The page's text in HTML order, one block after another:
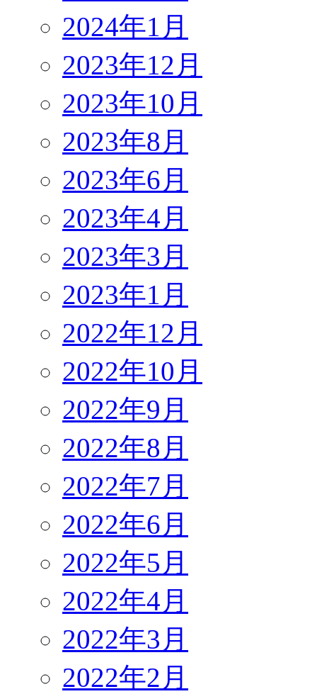
2024年1月
2023年12月
2023年10月
2023年8月
2023年6月
2023年4月
2023年3月
2023年1月
2022年12月
2022年10月
2022年9月
2022年8月
2022年7月
2022年6月
2022年5月
2022年4月
2022年3月
2022年2月